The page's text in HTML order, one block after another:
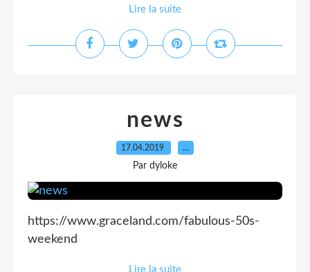
Lire la suite
news
17.04.2019 …
Par dyloke
https://www.graceland.com/fabulous-50s-
weekend
Lire la suite